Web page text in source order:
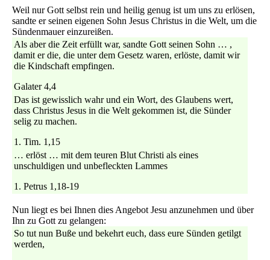
Weil nur Gott selbst rein und heilig genug ist um uns zu erlösen,
sandte er seinen eigenen Sohn Jesus Christus in die Welt, um die
Sündenmauer einzureißen.
Als aber die Zeit erfüllt war, sandte Gott seinen Sohn … ,
damit er die, die unter dem Gesetz waren, erlöste, damit wir
die Kindschaft empfingen.
Galater 4,4
Das ist gewisslich wahr und ein Wort, des Glaubens wert,
dass Christus Jesus in die Welt gekommen ist, die Sünder
selig zu machen.
1. Tim. 1,15
… erlöst … mit dem teuren Blut Christi als eines
unschuldigen und unbefleckten Lammes
1. Petrus 1,18-19
Nun liegt es bei Ihnen dies Angebot Jesu anzunehmen und über
Ihn zu Gott zu gelangen:
So tut nun Buße und bekehrt euch, dass eure Sünden getilgt
werden,